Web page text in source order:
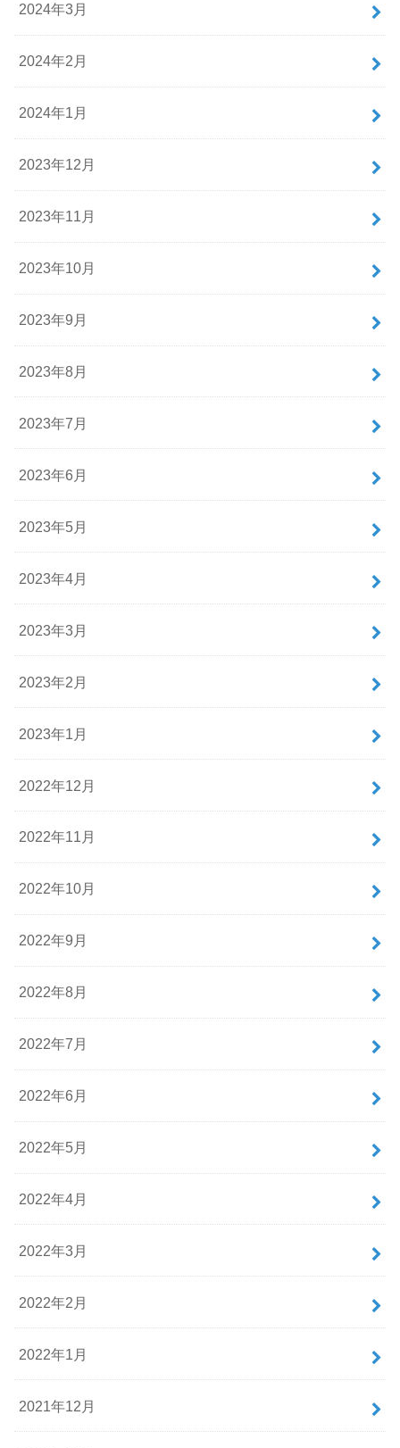
2024年3月
2024年2月
2024年1月
2023年12月
2023年11月
2023年10月
2023年9月
2023年8月
2023年7月
2023年6月
2023年5月
2023年4月
2023年3月
2023年2月
2023年1月
2022年12月
2022年11月
2022年10月
2022年9月
2022年8月
2022年7月
2022年6月
2022年5月
2022年4月
2022年3月
2022年2月
2022年1月
2021年12月